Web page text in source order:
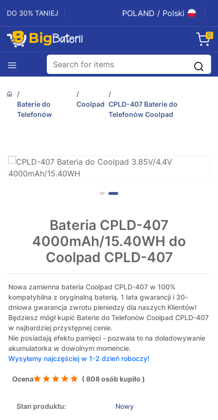
DO 30% TANIEJ POLAND / Polski
0
Baterie do
Telefonów
Coolpad CPLD-407 Baterie do
Telefonów Coolpad
Bateria CPLD-407
4000mAh/15.40WH do
Coolpad CPLD-407
Nowa zamienna bateria Coolpad CPLD-407 w 100%
kompatybilna z oryginalną baterią. 1 lata gwarancji i 30-
dniowa gwarancja zwrotu pieniedzy dla naszych Klientów!
Będziesz mógł kupić Baterie do Telefonów Coolpad CPLD-407
w najbardziej przystępnej cenie.
Nie posiadają efektu pamięci - pozwala to na doładowywanie
akumulatorka w dowolnym momencie.
Wysyłamy najczęściej w 1-2 dzień roboczy!
Ocena ( 808 osób kupiło )
Stan produktu: Nowy